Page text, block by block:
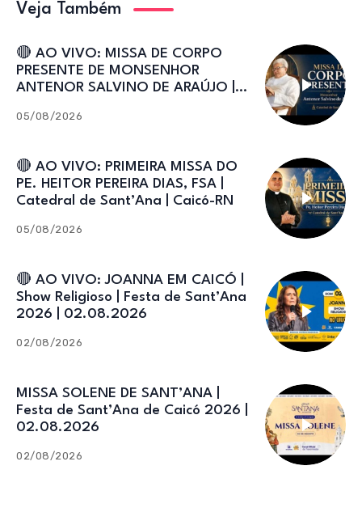
Veja Também
🔴 AO VIVO: MISSA DE CORPO
PRESENTE DE MONSENHOR
ANTENOR SALVINO DE ARAÚJO |
05/08/2026
🔴 AO VIVO: PRIMEIRA MISSA DO
PE. HEITOR PEREIRA DIAS, FSA |
Catedral de Sant’Ana | Caicó-RN
05/08/2026
🔴 AO VIVO: JOANNA EM CAICÓ |
Show Religioso | Festa de Sant’Ana
2026 | 02.08.2026
02/08/2026
MISSA SOLENE DE SANT’ANA |
Festa de Sant’Ana de Caicó 2026 |
02.08.2026
02/08/2026